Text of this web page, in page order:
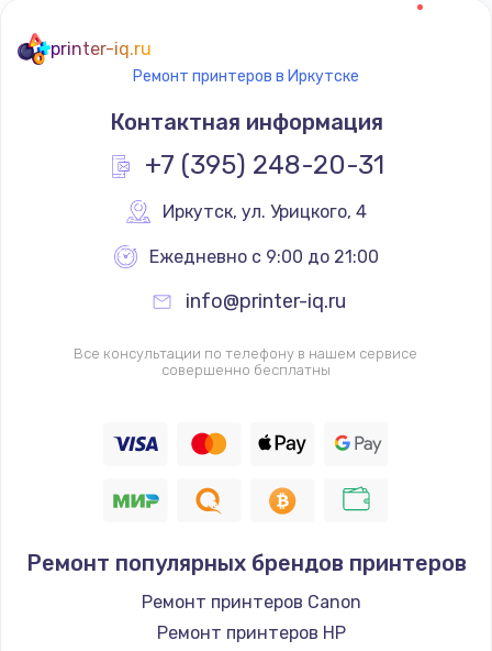
printer-iq.ru
Ремонт принтеров в Иркутске
Контактная информация
+7 (395) 248-20-31
Иркутск, ул. Урицкого, 4
Ежедневно с 9:00 до 21:00
info@printer-iq.ru
Все консультации по телефону в нашем сервисе
совершенно бесплатны
Ремонт популярных брендов принтеров
Ремонт принтеров Canon
Ремонт принтеров HP